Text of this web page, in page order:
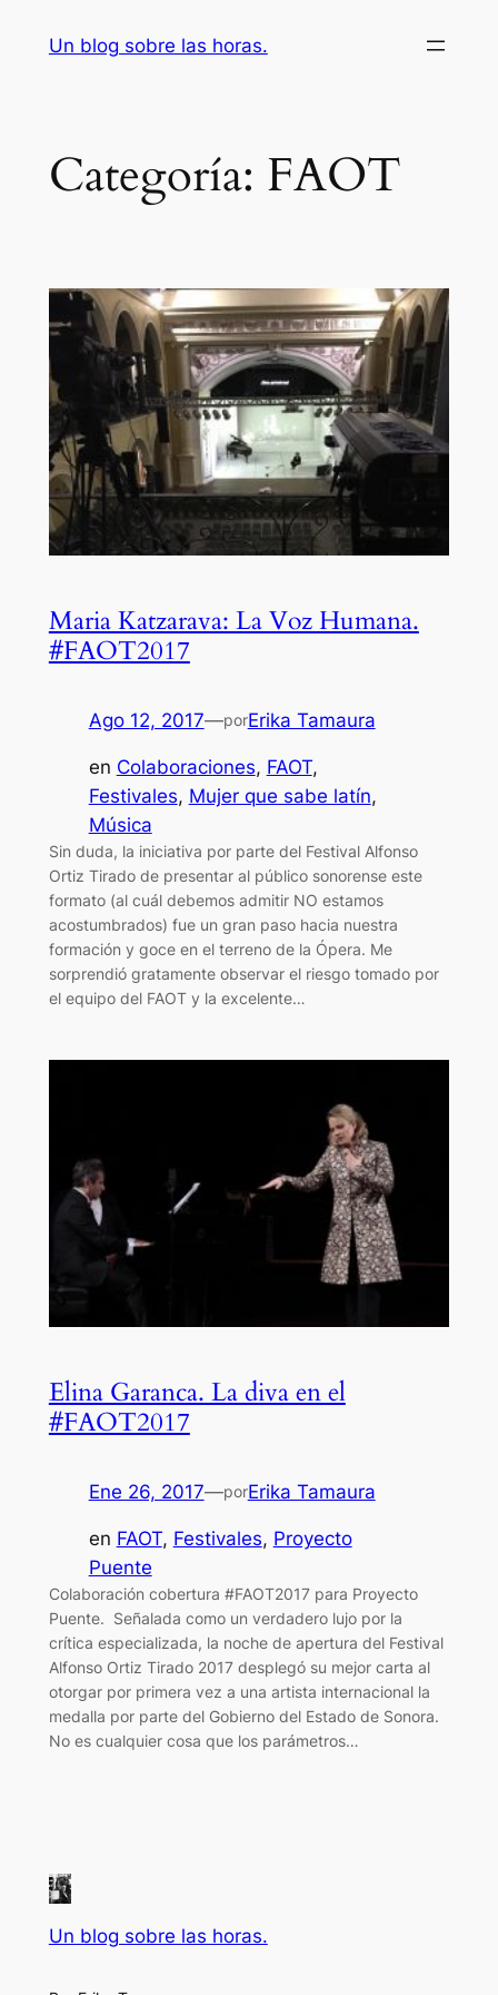
Un blog sobre las horas.
Categoría: FAOT
Maria Katzarava: La Voz Humana.
#FAOT2017
Ago 12, 2017—porErika Tamaura
en Colaboraciones, FAOT
Festivales, Mujer que sabe latín
Música
Sin duda, la iniciativa por parte del Festival Alfonso
Ortiz Tirado de presentar al público sonorense este
formato (al cuál debemos admitir NO estamos
acostumbrados) fue un gran paso hacia nuestra
formación y goce en el terreno de la Ópera. Me
sorprendió gratamente observar el riesgo tomado por
el equipo del FAOT y la excelente…
Elina Garanca. La diva en el
#FAOT2017
Ene 26, 2017—porErika Tamaura
en FAOT, Festivales, Proyecto
Puente
Colaboración cobertura #FAOT2017 para Proyecto
Puente. Señalada como un verdadero lujo por la
crítica especializada, la noche de apertura del Festival
Alfonso Ortiz Tirado 2017 desplegó su mejor carta al
otorgar por primera vez a una artista internacional la
medalla por parte del Gobierno del Estado de Sonora.
No es cualquier cosa que los parámetros…
Un blog sobre las horas.